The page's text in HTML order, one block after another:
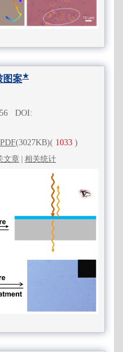
图案★
DOI:
PDF(3027KB)( 1033 )
文章 | 相关统计